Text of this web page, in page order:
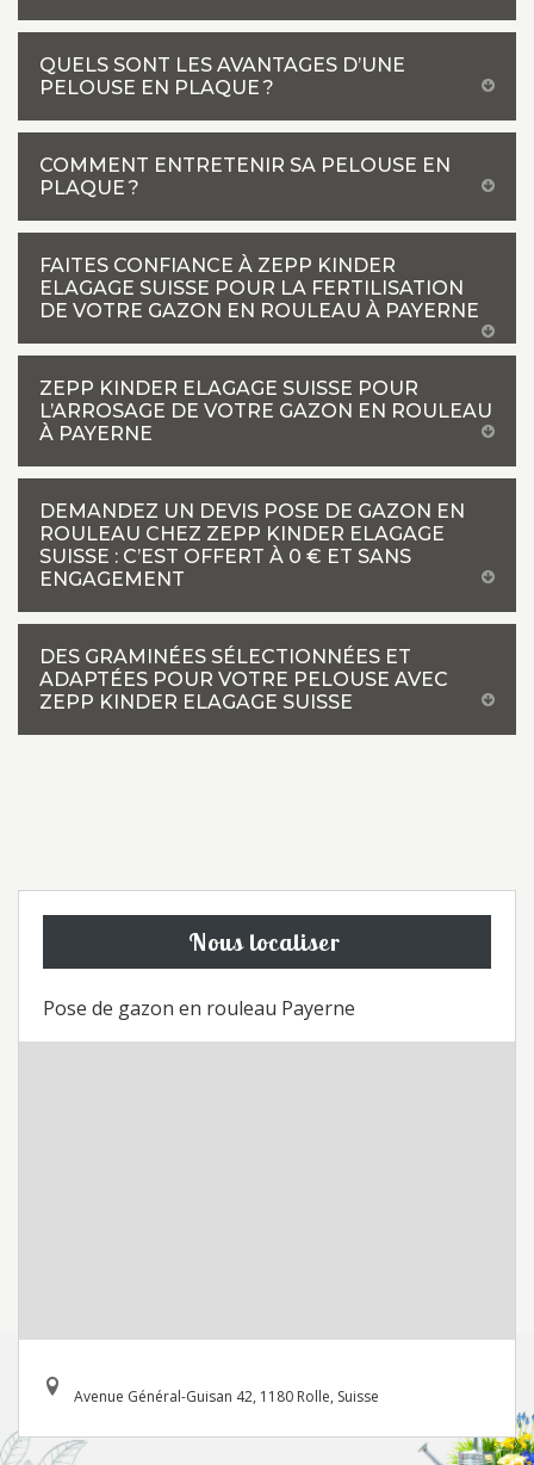
QUELS SONT LES AVANTAGES D’UNE
PELOUSE EN PLAQUE ?
COMMENT ENTRETENIR SA PELOUSE EN
PLAQUE ?
FAITES CONFIANCE À ZEPP KINDER
ELAGAGE SUISSE POUR LA FERTILISATION
DE VOTRE GAZON EN ROULEAU À PAYERNE
ZEPP KINDER ELAGAGE SUISSE POUR
L’ARROSAGE DE VOTRE GAZON EN ROULEAU
À PAYERNE
DEMANDEZ UN DEVIS POSE DE GAZON EN
ROULEAU CHEZ ZEPP KINDER ELAGAGE
SUISSE : C’EST OFFERT À 0 € ET SANS
ENGAGEMENT
DES GRAMINÉES SÉLECTIONNÉES ET
ADAPTÉES POUR VOTRE PELOUSE AVEC
ZEPP KINDER ELAGAGE SUISSE
Nous localiser
Pose de gazon en rouleau Payerne
Avenue Général-Guisan 42, 1180 Rolle, Suisse